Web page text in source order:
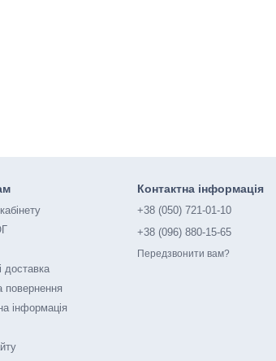
доставка
повернення
інформація
Контактна інформація
+38 (050) 721-01-10
+38 (096) 880-15-65
Передзвонити вам?